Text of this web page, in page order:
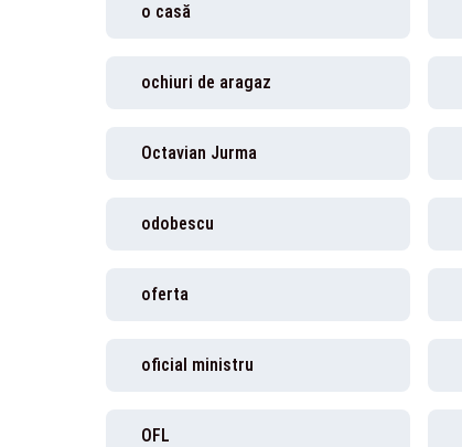
o casă
ochiuri de aragaz
Octavian Jurma
odobescu
oferta
oficial ministru
OFL